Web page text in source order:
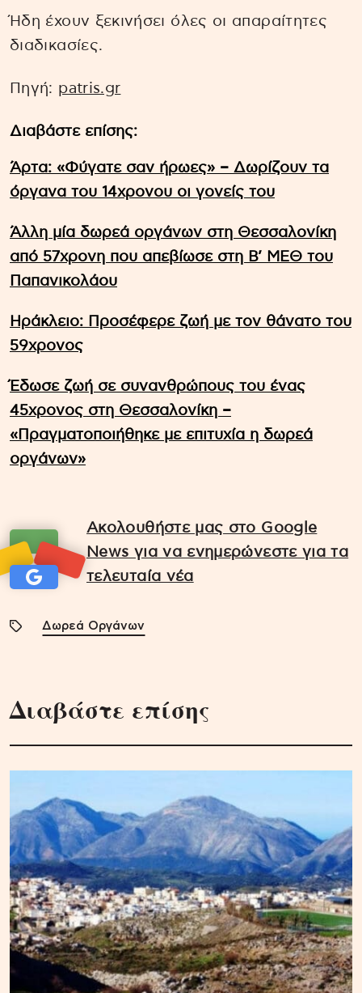
Ήδη έχουν ξεκινήσει όλες οι απαραίτητες
διαδικασίες.
Πηγή: patris.gr
Διαβάστε επίσης:
Άρτα: «Φύγατε σαν ήρωες» – Δωρίζουν τα
όργανα του 14χρονου οι γονείς του
Άλλη μία δωρεά οργάνων στη Θεσσαλονίκη
από 57χρονη που απεβίωσε στη Β’ ΜΕΘ του
Παπανικολάου
Ηράκλειο: Προσέφερε ζωή με τον θάνατο του
59χρονος
Έδωσε ζωή σε συνανθρώπους του ένας
45χρονος στη Θεσσαλονίκη –
«Πραγματοποιήθηκε με επιτυχία η δωρεά
οργάνων»
Ακολουθήστε μας στο Google
News για να ενημερώνεστε για τα
τελευταία νέα
Δωρεά Οργάνων
Διαβάστε επίσης